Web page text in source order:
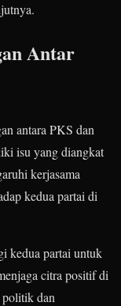
Antar
antara PKS dan
isu yang diangkat
kerjasama
kedua partai di
kedua partai untuk
citra positif di
dan